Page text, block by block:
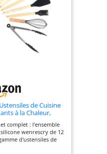
de Cuisine
à la Chaleur,
Pratique
complet : l'ensemble
wenrescry de 12
d'ustensiles de